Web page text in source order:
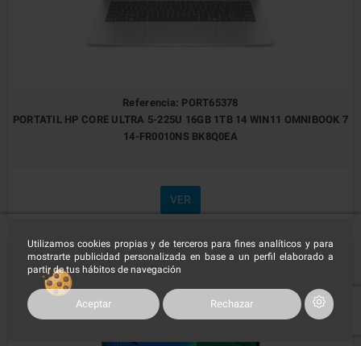
Utilizamos cookies propias y de terceros para fines analíticos y para
mostrarte publicidad personalizada en base a un perfil elaborado a
partir de tus hábitos de navegación
Aceptar Rechazar
Referencia: PORT65378
PORTATIL HP CORE ULTRA 5-225U 16GB 1TB 14 WIN11 OMNIBOOK 7
14-FR0010NS BK8Q0EA
VER